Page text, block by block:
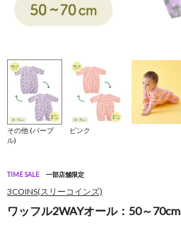
その他 (パープ
ル)
ピンク
TIME SALE 一部店舗限定
3COINS(スリーコインズ)
ワッフル2WAYオール：50～70cm